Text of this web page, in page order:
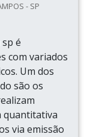
- SP
é
com variados
Um dos
são os
quantitativa
via emissão